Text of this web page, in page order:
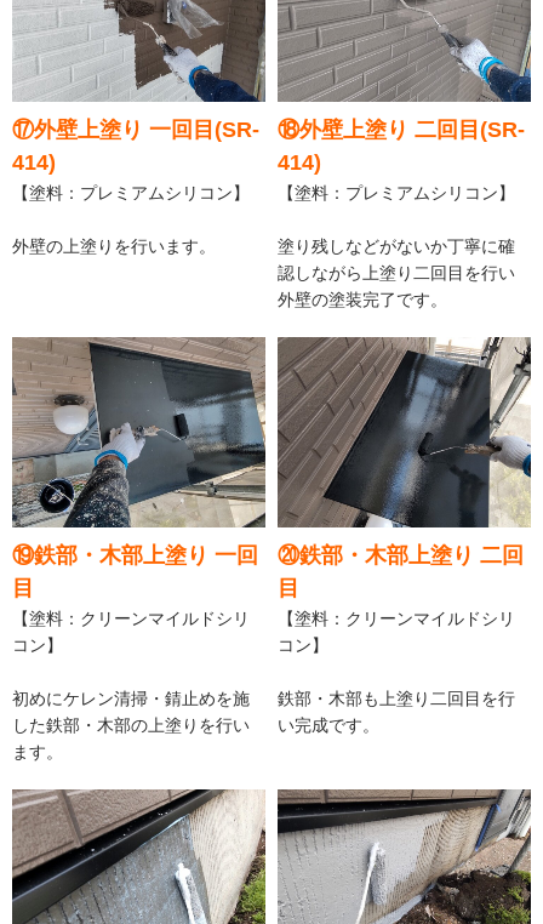
⑰外壁上塗り 一回目(SR-
414)
【塗料：プレミアムシリコン】
外壁の上塗りを行います。
⑱外壁上塗り 二回目(SR-
414)
【塗料：プレミアムシリコン】
塗り残しなどがないか丁寧に確
認しながら上塗り二回目を行い
外壁の塗装完了です。
⑲鉄部・木部上塗り 一回
目
【塗料：クリーンマイルドシリ
コン】
初めにケレン清掃・錆止めを施
した鉄部・木部の上塗りを行い
ます。
⑳鉄部・木部上塗り 二回
目
【塗料：クリーンマイルドシリ
コン】
鉄部・木部も上塗り二回目を行
い完成です。